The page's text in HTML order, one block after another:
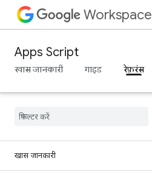
Workspace
Apps Script
खास जानकारी गाइड रेफ़रंस
खास जानकारी